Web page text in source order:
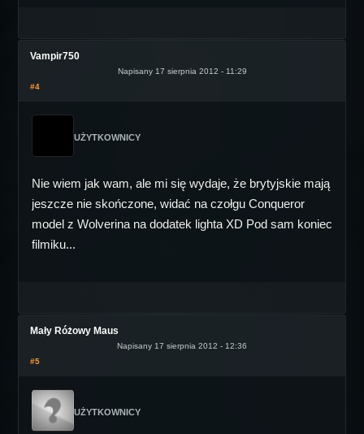
Vampir750
Napisany 17 sierpnia 2012 - 11:29
#4
UŻYTKOWNICY
Nie wiem jak wam, ale mi się wydaje, że brytyjskie mają
jeszcze nie skończone, widać na czołgu Conqueror
model z Wolverina na dodatek lighta XD Pod sam koniec
filmiku...
Mały Różowy Maus
Napisany 17 sierpnia 2012 - 12:36
#5
UŻYTKOWNICY